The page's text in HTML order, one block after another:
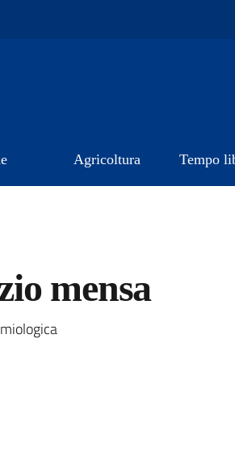
Agricoltura Tempo
mensa